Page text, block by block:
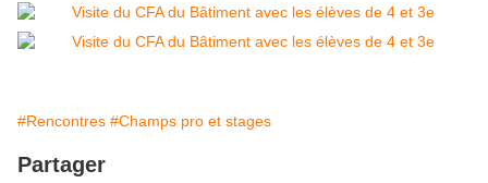
#Rencontres #Champs pro et stages
Partager